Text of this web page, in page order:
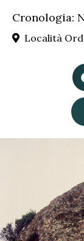
Cronologia:
Località